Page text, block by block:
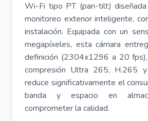
Wi-Fi tipo PT (pan-tilt)
monitoreo exterior inteligente,
instalación. Equipada con un
megapíxeles, esta cámara
definición (2304x1296 a 20
compresión Ultra 265, H.265
reduce significativamente el
banda y espacio en
comprometer la calidad.